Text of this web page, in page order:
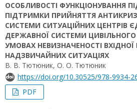
ОСОБЛИВОСТІ ФУНКЦІОНУВАННЯ
ПІДТРИМКИ ПРИЙНЯТТЯ
СИСТЕМИ СИТУАЦІЙНИХ ЦЕНТРІВ
ДЕРЖАВНОЇ СИСТЕМИ ЦИВІЛЬНОГО
УМОВАХ НЕВИЗНАЧЕНОСТІ ВХІДНОЇ
НАДЗВИЧАЙНИХ СИТУАЦІЯХ
В. В. Тютюник, О. О. Тютюник
https://doi.org/10.30525/978-9934-
PDF